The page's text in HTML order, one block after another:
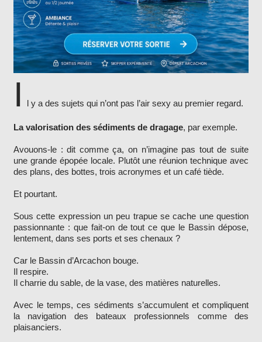
I l y a des sujets qui n’ont pas l’air sexy au premier regard.
La valorisation des sédiments de dragage, par exemple.
Avouons-le : dit comme ça, on n’imagine pas tout de suite
une grande épopée locale. Plutôt une réunion technique avec
des plans, des bottes, trois acronymes et un café tiède.
Et pourtant.
Sous cette expression un peu trapue se cache une question
passionnante : que fait-on de tout ce que le Bassin dépose,
lentement, dans ses ports et ses chenaux ?
Car le Bassin d’Arcachon bouge.
Il respire.
Il charrie du sable, de la vase, des matières naturelles.
Avec le temps, ces sédiments s’accumulent et compliquent
la navigation des bateaux professionnels comme des
plaisanciers.